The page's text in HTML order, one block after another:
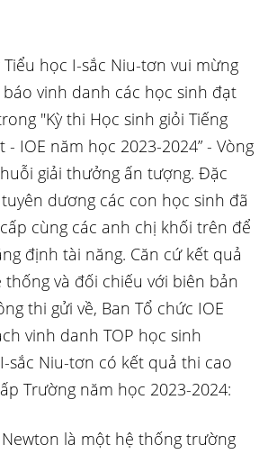
học I-sắc Niu-tơn vui mừng
vinh danh các học sinh đạt
"Kỳ thi Học sinh giỏi Tiếng
IOE năm học 2023-2024” - Vòng
giải thưởng ấn tượng. Đặc
dương các con học sinh đã
cùng các anh chị khối trên để
định tài năng. Căn cứ kết quả
và đối chiếu với biên bản
thi gửi về, Ban Tổ chức IOE
vinh danh TOP học sinh
sắc Niu-tơn có kết quả thi cao
Trường năm học 2023-2024:
là một hệ thống trường